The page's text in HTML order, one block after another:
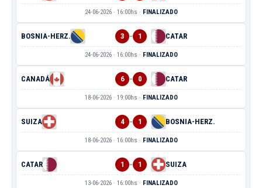
24-06-2026 · 16:00hs · FINALIZADO
BOSNIA-HERZ. 3 - 1 CATAR
24-06-2026 · 16:00hs · FINALIZADO
CANADÁ 6 - 0 CATAR
18-06-2026 · 19:00hs · FINALIZADO
SUIZA 4 - 1 BOSNIA-HERZ.
18-06-2026 · 16:00hs · FINALIZADO
CATAR 1 - 1 SUIZA
13-06-2026 · 16:00hs · FINALIZADO